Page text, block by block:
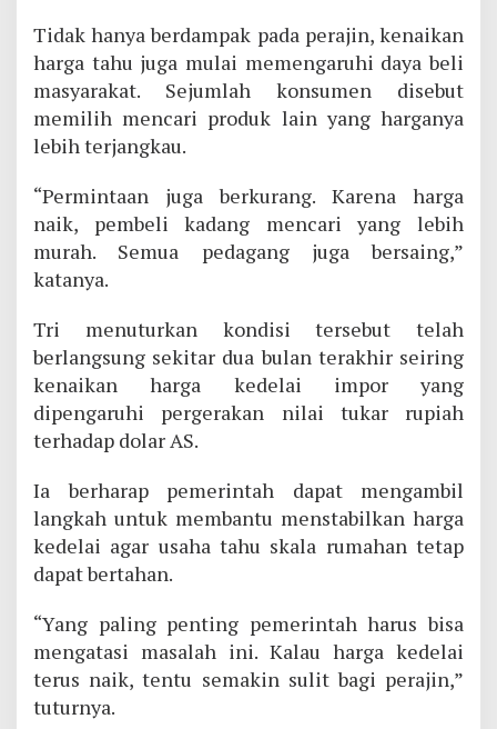
Tidak hanya berdampak pada perajin, kenaikan
harga tahu juga mulai memengaruhi daya beli
masyarakat. Sejumlah konsumen disebut
memilih mencari produk lain yang harganya
lebih terjangkau.
“Permintaan juga berkurang. Karena harga
naik, pembeli kadang mencari yang lebih
murah. Semua pedagang juga bersaing,”
katanya.
Tri menuturkan kondisi tersebut telah
berlangsung sekitar dua bulan terakhir seiring
kenaikan harga kedelai impor yang
dipengaruhi pergerakan nilai tukar rupiah
terhadap dolar AS.
Ia berharap pemerintah dapat mengambil
langkah untuk membantu menstabilkan harga
kedelai agar usaha tahu skala rumahan tetap
dapat bertahan.
“Yang paling penting pemerintah harus bisa
mengatasi masalah ini. Kalau harga kedelai
terus naik, tentu semakin sulit bagi perajin,”
tuturnya.